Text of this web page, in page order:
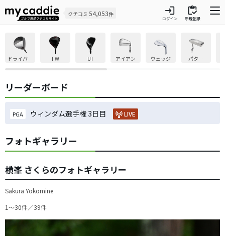
クチコミ 54,053件 login
ログイン
inventory
新規登録
ドライバー FW UT アイアン ウェッジ パター
リーダーボード
PGA ウィンダム選手権 3日目 LIVE
フォトギャラリー
横峯 さくらのフォトギャラリー
Sakura Yokomine
1〜30件／39件